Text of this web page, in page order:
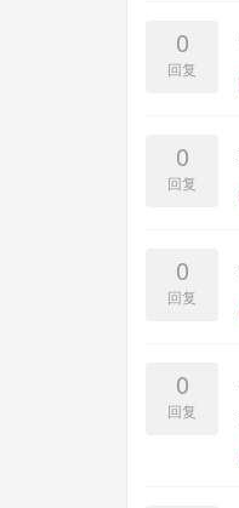
0
回复
0
回复
0
回复
0
回复